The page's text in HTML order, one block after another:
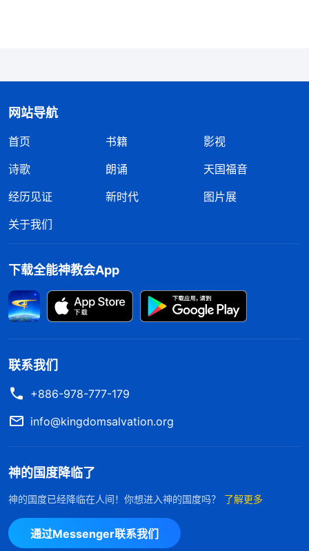
求，不管神安排的环境，在自己来看是好还是不好，
自己能不能尽好这个本分，最终的结果如何，这都不
是她一个受造之物该考虑的，她应效法挪亚的理性与
知道自己现在最应该做的就是对神有一颗真心，在现
的理智。馨茹不由得哼唱起经历
安排》。
在神话语的带领下，馨茹放下了心里的包袱，再
尽本分心里也轻松释放了。当她的心完全投入到本分
中时，遇到难处她也不会再担心顾虑什么了，而是和
网站导航
首页 书籍
影视
诗歌
朗诵
天国福音
经历见证
新时代
图片展
关于我们
下载全能神教会App
联系我们
+886-978-777-179
info@kingdomsalvation.org
神的国度降临了
神的国度已经降临在人间！你想进入神的国度吗？ 了解更多
通过Messenger联系我们